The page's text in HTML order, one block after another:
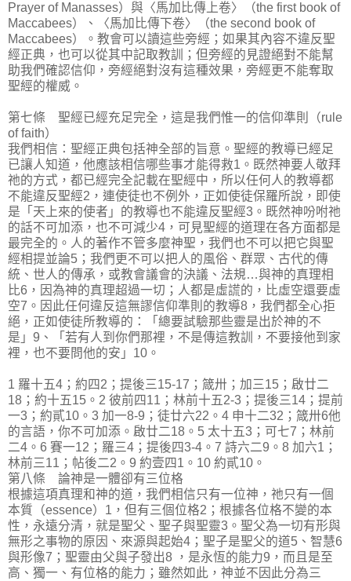
Prayer of Manasses）與〈馬加比傳上卷〉（the first book of
Maccabees）、〈馬加比傳下卷〉（the second book of
Maccabees）。教會可以讀這些旁經；如果其內容不違反聖
經正典，也可以從其中記取教訓；但旁經的見證絕對不能幫
助我們確認信仰，旁經絕對沒有這種效果，旁經更不能奪取
聖經的權威。
第七條 聖經已經充足完全，這是我們惟一的信仰準則（rule
of faith）
我們相信：聖經正典包括神全部的旨意。聖經的教導已經足
已讓人知道，他應該相信哪些事才能得救1。既然神要人敬拜
祂的方式，都已經完全記載在聖經中，所以任何人的教導都
不能違反聖經2，連使徒也不例外，正如使徒保羅所說，即使
是「天上來的使者」的教導也不能違反聖經3。既然神吩咐祂
的話不可加添，也不可減少4，可見聖經的道理在各方面都是
最完全的。人的著作不管多麼神聖，我們也不可以把它與聖
經相提並論5；我們更不可以把人的風俗、群眾、古代的傳
統、世人的傳承，或教會議會的決議、法規…與神的真理相
比6，因為神的真理超過一切；人都是虛謊的，比虛空還要虛
空7。因此任何違反這無謬信仰準則的教導8，我們都全心拒
絕，正如使徒所教導的：「總要試驗那些靈是出於神的不
是」9、「若有人到你們那裡，不是傳這教訓，不要接他到家
裡，也不要問他的安」10。
1 羅十五4；約四2；提後三15-17；箴卅；加三15；啟廿二
18；約十五15。2 彼前四11；林前十五2-3；提後三14；提前
一3；約貳10。3 加一8-9；徒廿六22。4 申十二32；箴卅6他
的言語，你不可加添。啟廿二18。5 太十五3；可七7；林前
二4。6 賽一12；羅三4；提後四3-4。7 詩六二9。8 加六1；
林前三11；帖後二2。9 約壹四1。10 約貳10。
第八條 論神是一體卻有三位格
根據這項真理和神的道，我們相信只有一位神，祂只有一個
本質（essence）1，但有三個位格2；根據各位格不變的本
性，永遠分清，就是聖父、聖子與聖靈3。聖父為一切有形與
無形之事物的原因、來源與起始4；聖子是聖父的道5、智慧6
與形像7；聖靈由父與子發出8 ，是永恆的能力9，而且是至
高、獨一、有位格的能力；雖然如此，神並不因此分為三